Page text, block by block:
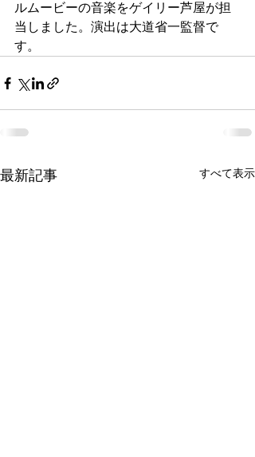
ルムービーの音楽をゲイリー芦屋が担
当しました。演出は大道省一監督で
す。
最新記事 すべて表示